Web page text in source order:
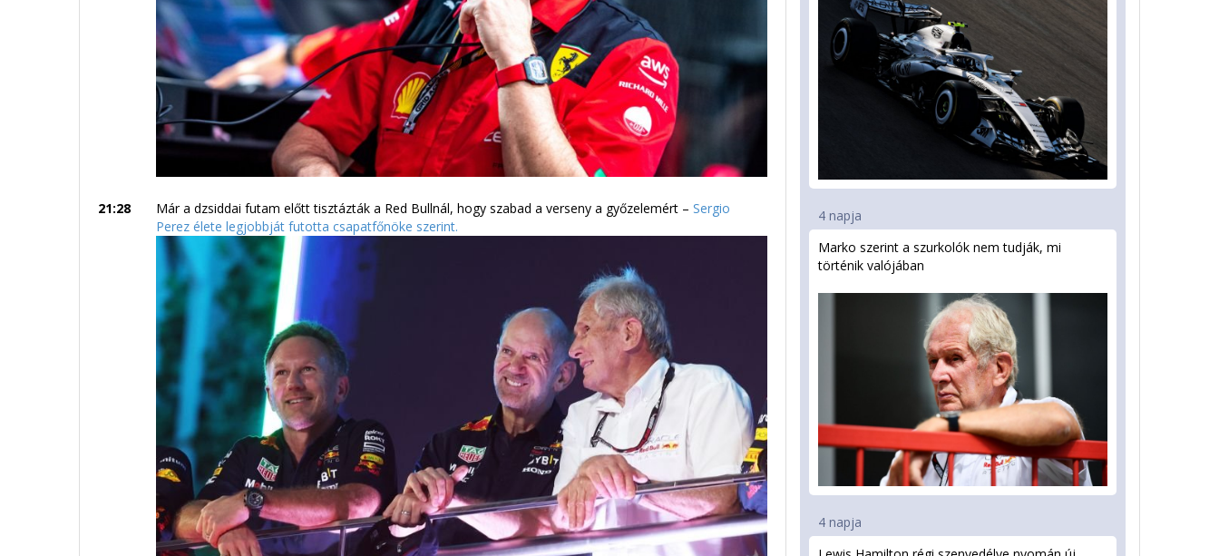
21:28 Már a dzsiddai futam előtt tisztázták a Red Bullnál, hogy szabad a verseny a győzelemért – Sergio
Perez élete legjobbját futotta csapatfőnöke szerint.
4 napja
Marko szerint a szurkolók nem tudják, mi
történik valójában
4 napja